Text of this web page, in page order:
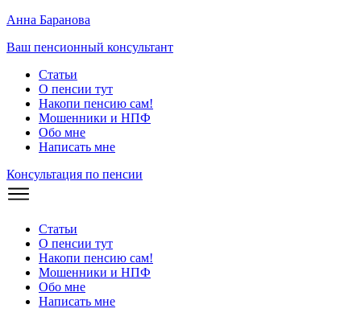
Анна Баранова
Ваш пенсионный консультант
Статьи
О пенсии тут
Накопи пенсию сам!
Мошенники и НПФ
Обо мне
Написать мне
Консультация по пенсии
Статьи
О пенсии тут
Накопи пенсию сам!
Мошенники и НПФ
Обо мне
Написать мне